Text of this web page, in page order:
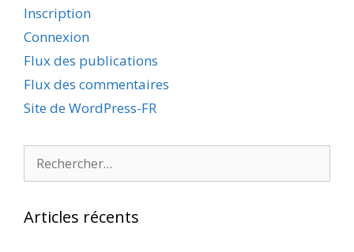
Inscription
Connexion
Flux des publications
Flux des commentaires
Site de WordPress-FR
Rechercher :
Articles récents